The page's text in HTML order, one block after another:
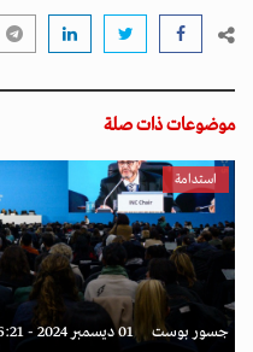
موضوعات ذات صلة
استدامة
جسور بوست 01 ديسمبر 2024 - 16:21